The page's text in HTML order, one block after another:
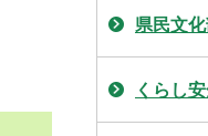
県民文
くらし